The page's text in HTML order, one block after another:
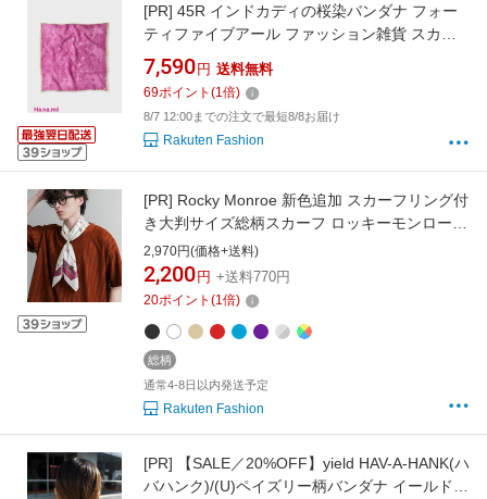
[PR] 45R インドカディの桜染バンダナ フォー
ティファイブアール ファッション雑貨 スカー
フ・バンダナ【送料無料】
7,590 円 送料無料
69ポイント (1倍)
8/7 12:00までの注文で最短8/8お届け
Rakuten Fashion
[PR] Rocky Monroe 新色追加 スカーフリング付
き大判サイズ総柄スカーフ ロッキーモンロー
ファッション雑貨 スカーフ・バンダナ ブルー
シルバー パープル レッド ベージュ ホワイト ブ
ラック
2,970円(価格+送料)
2,200 円 +送料770円
20ポイント (1倍)
総柄
通常4-8日以内発送予定
Rakuten Fashion
[PR]
【SALE／20%OFF】yield HAV-A-HANK(ハ
バハンク)/(U)ペイズリー柄バンダナ イールド